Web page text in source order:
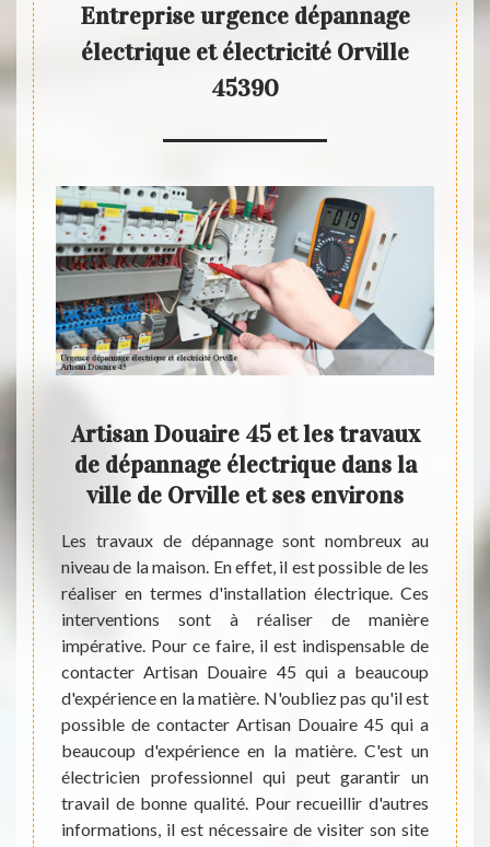
Entreprise urgence dépannage
électrique et électricité Orville
45390
un
de
faut
Artisan Douaire 45 et les travaux
de dépannage électrique dans la
ville de Orville et ses environs
Les travaux de dépannage sont nombreux au
niveau de la maison. En effet, il est possible de les
réaliser en termes d'installation électrique. Ces
interventions sont à réaliser de manière
impérative. Pour ce faire, il est indispensable de
contacter Artisan Douaire 45 qui a beaucoup
d'expérience en la matière. N'oubliez pas qu'il est
possible de contacter Artisan Douaire 45 qui a
beaucoup d'expérience en la matière. C'est un
électricien professionnel qui peut garantir un
travail de bonne qualité. Pour recueillir d'autres
informations, il est nécessaire de visiter son site
Les
ces
prix
sans